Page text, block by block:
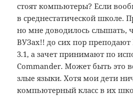
стоят компьютеры? Если
в среднестатической школе.
но мне доводилось слышать,
ВУЗах!! до сих пор преподают
3.1, а зачет принимают по
Commander. Может быть это
злые языки. Хотя мои дети
компьютерный класс в их